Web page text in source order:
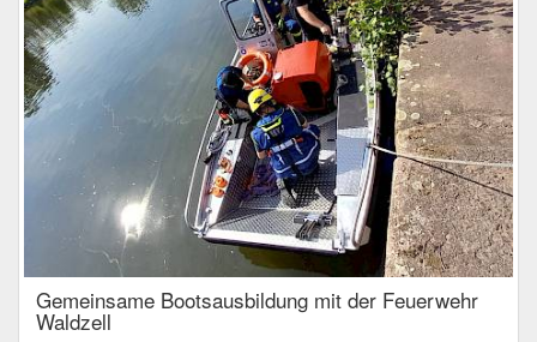
Gemeinsame Bootsausbildung mit der Feuerwehr
Waldzell